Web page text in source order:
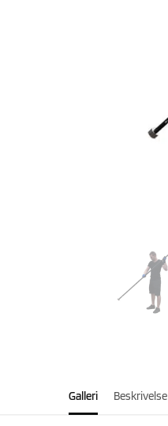
Galleri Beskrivelse